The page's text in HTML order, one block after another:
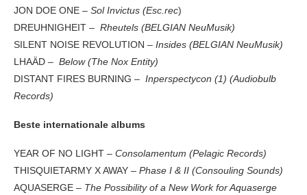
JON DOE ONE – Sol Invictus (Esc.rec)
DREUHNIGHEIT – Rheutels (BELGIAN NeuMusik)
SILENT NOISE REVOLUTION – Insides (BELGIAN NeuMusik)
LHAÄD – Below (The Nox Entity)
DISTANT FIRES BURNING – Inperspectycon (1) (Audiobulb
Records)
Beste internationale albums
YEAR OF NO LIGHT – Consolamentum (Pelagic Records)
THISQUIETARMY X AWAY – Phase I & II (Consouling Sounds)
AQUASERGE – The Possibility of a New Work for Aquaserge